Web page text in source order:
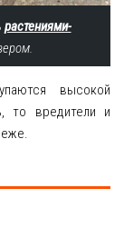
растениями-
высокой
то вредители и